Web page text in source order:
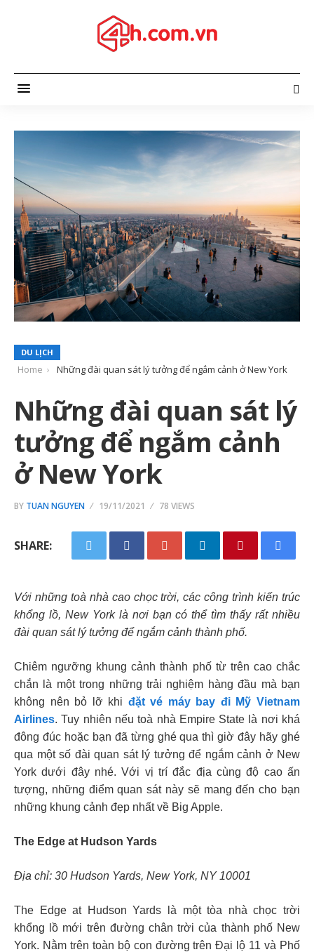
DU LỊCH
Home Những đài quan sát lý tưởng để ngắm cảnh ở New York
Những đài quan sát lý
tưởng để ngắm cảnh
ở New York
BY TUAN NGUYEN 19/11/2021 78 VIEWS
SHARE:
Với những toà nhà cao chọc trời, các công trình kiến trúc
khổng lồ, New York là nơi bạn có thể tìm thấy rất nhiều
đài quan sát lý tưởng để ngắm cảnh thành phố.
Chiêm ngưỡng khung cảnh thành phố từ trên cao chắc
chắn là một trong những trải nghiệm hàng đầu mà bạn
không nên bỏ lỡ khi đặt vé máy bay đi Mỹ Vietnam
Airlines. Tuy nhiên nếu toà nhà Empire State là nơi khá
đông đúc hoặc bạn đã từng ghé qua thì giờ đây hãy ghé
qua một số đài quan sát lý tưởng để ngắm cảnh ở New
York dưới đây nhé. Với vị trí đắc địa cùng độ cao ấn
tượng, những điểm quan sát này sẽ mang đến cho bạn
những khung cảnh đẹp nhất về Big Apple.
The Edge at Hudson Yards
Địa chỉ: 30 Hudson Yards, New York, NY 10001
The Edge at Hudson Yards là một tòa nhà chọc trời
khổng lồ mới trên đường chân trời của thành phố New
York. Nằm trên toàn bộ con đường trên Đại lộ 11 và Phố